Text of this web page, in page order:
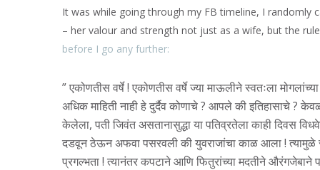
It was while going through my FB timeline, I randomly
– her valour and strength not just as a wife, but the
before I go any further:
” एकोणतीस वर्षे ! एकोणतीस वर्षे ज्या माऊलीने स्वतःला
अधिक माहिती नाही हे दुर्दैव कोणाचे ? आपले की इतिहासाचे ?
केलेला, पती जिवंत असतानासुद्धा या पतिव्रतेला काही दिवस
दडवून ठेऊन अफवा पसरवली की युवराजांचा काळ आला ! त्यामुळे
प्रगल्भता ! त्यानंतर कपटाने आणि फितुरांच्या मदतीने औरंगजेबाने